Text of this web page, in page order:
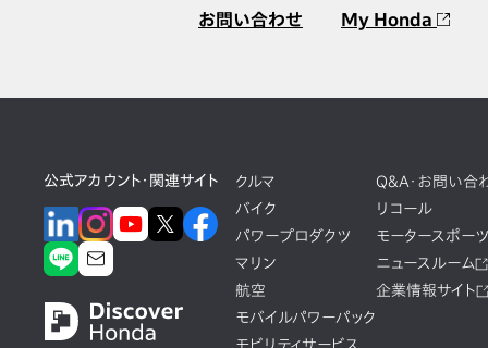
お問い合わせ My Honda
公式アカウント・関連サイト
クルマ
バイク
パワープロダクツ
マリン
航空
モバイルパワーパック
モビリティサービス
Q&A・お問い合
リコール
モータースポーツ
ニュースルーム
企業情報サイト